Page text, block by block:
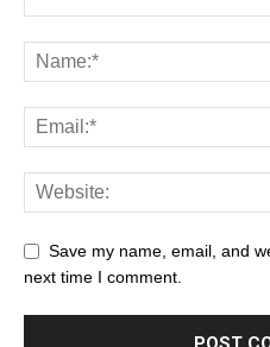
Save my name, email, and
next time I comment.